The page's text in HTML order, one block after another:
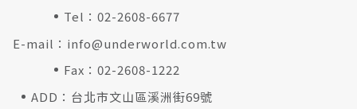
Tel：02-2608-6677
E-mail： info@underworld.com.tw
Fax：02-2608-1222
ADD：台北市文山區溪洲街69號